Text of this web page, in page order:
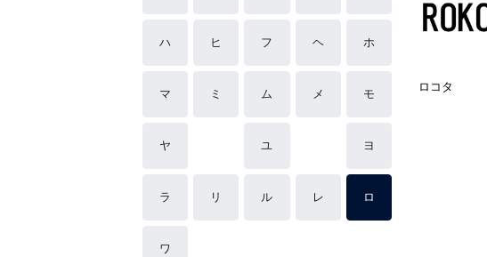
ハ ヒ フ ヘ ホ
マ ミ ム メ モ
ヤ ユ ヨ
ラ リ ル レ ロ
ワ
ロコタ